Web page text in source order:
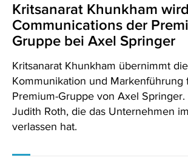
Kritsanarat Khunkham
Communications der
Gruppe bei Axel Springer
Kritsanarat Khunkham übernimmt die
Kommunikation und Markenführung
Premium-Gruppe von Axel Springer.
Judith Roth, die das Unternehmen
verlassen hat.